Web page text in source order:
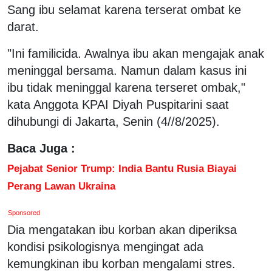
Sang ibu selamat karena terserat ombat ke
darat.
"Ini familicida. Awalnya ibu akan mengajak anak
meninggal bersama. Namun dalam kasus ini
ibu tidak meninggal karena terseret ombak,"
kata Anggota KPAI Diyah Puspitarini saat
dihubungi di Jakarta, Senin (4//8/2025).
Baca Juga :
Pejabat Senior Trump: India Bantu Rusia Biayai
Perang Lawan Ukraina
Sponsored
Dia mengatakan ibu korban akan diperiksa
kondisi psikologisnya mengingat ada
kemungkinan ibu korban mengalami stres.